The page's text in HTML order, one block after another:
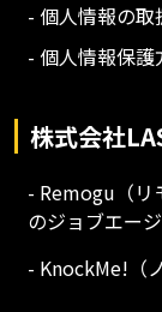
- 個人情報の取
- 個人情報保護
株式会社
- Remogu（リ
のジョブエー
- KnockMe!（